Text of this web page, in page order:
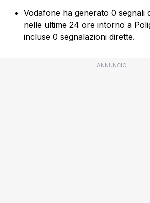
Vodafone ha generato 0 segnali
nelle ultime 24 ore intorno a
incluse 0 segnalazioni dirette.
ANNUNCIO